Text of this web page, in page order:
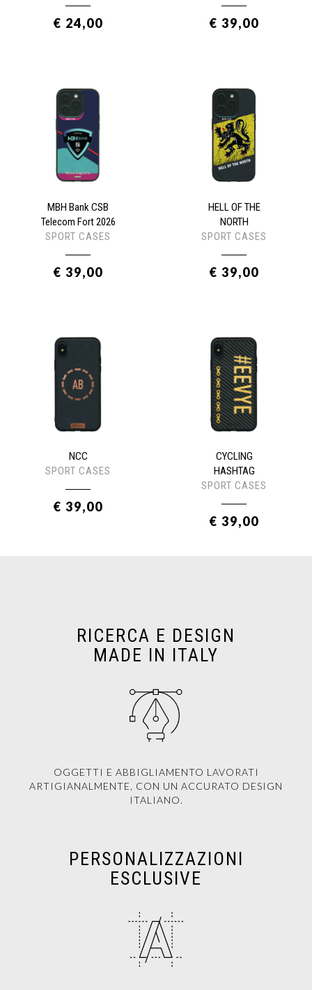
€ 24,00 € 39,00
MBH Bank CSB
Telecom Fort 2026
SPORT CASES
€ 39,00
HELL OF THE
NORTH
SPORT CASES
€ 39,00
NCC
SPORT CASES
€ 39,00
CYCLING
HASHTAG
SPORT CASES
€ 39,00
RICERCA E DESIGN
MADE IN ITALY
OGGETTI E ABBIGLIAMENTO LAVORATI
ARTIGIANALMENTE, CON UN ACCURATO DESIGN
ITALIANO.
PERSONALIZZAZIONI
ESCLUSIVE